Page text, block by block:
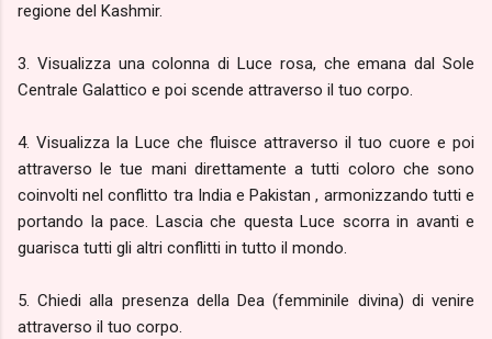
regione del Kashmir.
3. Visualizza una colonna di Luce rosa, che emana dal Sole
Centrale Galattico e poi scende attraverso il tuo corpo.
4. Visualizza la Luce che fluisce attraverso il tuo cuore e poi
attraverso le tue mani direttamente a tutti coloro che sono
coinvolti nel conflitto tra India e Pakistan , armonizzando tutti e
portando la pace. Lascia che questa Luce scorra in avanti e
guarisca tutti gli altri conflitti in tutto il mondo.
5. Chiedi alla presenza della Dea (femminile divina) di venire
attraverso il tuo corpo.